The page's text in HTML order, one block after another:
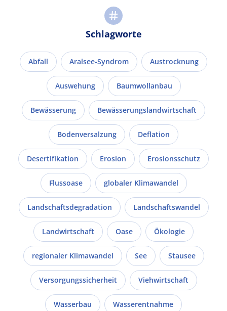
Schlagworte
Abfall Aralsee-Syndrom Austrocknung
Auswehung Baumwollanbau
Bewässerung Bewässerungslandwirtschaft
Bodenversalzung Deflation
Desertifikation Erosion Erosionsschutz
Flussoase globaler Klimawandel
Landschaftsdegradation Landschaftswandel
Landwirtschaft Oase Ökologie
regionaler Klimawandel See Stausee
Versorgungssicherheit Viehwirtschaft
Wasserbau Wasserentnahme